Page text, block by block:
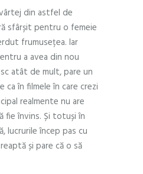
din astfel de
sfârșit pentru o femeie
frumusețea. Iar
a avea din nou
atât de mult, pare un
ca în filmele în care crezi
realmente nu are
fie învins. Și totuși în
lucrurile încep pas cu
și pare că o să